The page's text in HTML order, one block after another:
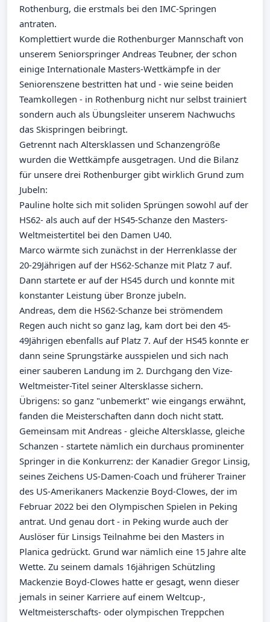
Rothenburg, die erstmals bei den IMC-Springen
antraten.
Komplettiert wurde die Rothenburger Mannschaft von
unserem Seniorspringer Andreas Teubner, der schon
einige Internationale Masters-Wettkämpfe in der
Seniorenszene bestritten hat und - wie seine beiden
Teamkollegen - in Rothenburg nicht nur selbst trainiert
sondern auch als Übungsleiter unserem Nachwuchs
das Skispringen beibringt.
Getrennt nach Altersklassen und Schanzengröße
wurden die Wettkämpfe ausgetragen. Und die Bilanz
für unsere drei Rothenburger gibt wirklich Grund zum
Jubeln:
Pauline holte sich mit soliden Sprüngen sowohl auf der
HS62- als auch auf der HS45-Schanze den Masters-
Weltmeistertitel bei den Damen U40.
Marco wärmte sich zunächst in der Herrenklasse der
20-29Jährigen auf der HS62-Schanze mit Platz 7 auf.
Dann startete er auf der HS45 durch und konnte mit
konstanter Leistung über Bronze jubeln.
Andreas, dem die HS62-Schanze bei strömendem
Regen auch nicht so ganz lag, kam dort bei den 45-
49Jährigen ebenfalls auf Platz 7. Auf der HS45 konnte er
dann seine Sprungstärke ausspielen und sich nach
einer sauberen Landung im 2. Durchgang den Vize-
Weltmeister-Titel seiner Altersklasse sichern.
Übrigens: so ganz "unbemerkt" wie eingangs erwähnt,
fanden die Meisterschaften dann doch nicht statt.
Gemeinsam mit Andreas - gleiche Altersklasse, gleiche
Schanzen - startete nämlich ein durchaus prominenter
Springer in die Konkurrenz: der Kanadier Gregor Linsig,
seines Zeichens US-Damen-Coach und früherer Trainer
des US-Amerikaners Mackenzie Boyd-Clowes, der im
Februar 2022 bei den Olympischen Spielen in Peking
antrat. Und genau dort - in Peking wurde auch der
Auslöser für Linsigs Teilnahme bei den Masters in
Planica gedrückt. Grund war nämlich eine 15 Jahre alte
Wette. Zu seinem damals 16jährigen Schützling
Mackenzie Boyd-Clowes hatte er gesagt, wenn dieser
jemals in seiner Karriere auf einem Weltcup-,
Weltmeisterschafts- oder olympischen Treppchen